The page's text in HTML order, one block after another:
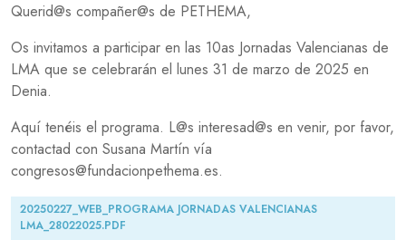
Querid@s compañer@s de PETHEMA,
Os invitamos a participar en las 10as Jornadas Valencianas de
LMA que se celebrarán el lunes 31 de marzo de 2025 en
Denia.
Aquí tenéis el programa. L@s interesad@s en venir, por favor,
contactad con Susana Martín vía
congresos@fundacionpethema.es.
Document
20250227_WEB_PROGRAMA JORNADAS VALENCIANAS
LMA_28022025.PDF